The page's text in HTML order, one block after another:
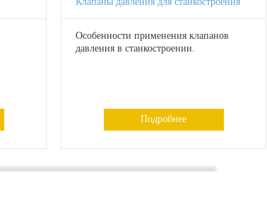
Особенности применения клапанов
давления в станкостроении.
Подробнее